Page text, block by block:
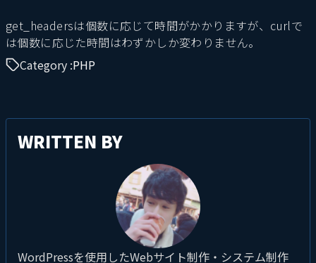
get_headersは個数に応じて時間がかかりますが、curlで
は個数に応じた時間はわずかしか変わりません。
Category :PHP
WRITTEN BY
WordPressを使用したWebサイト制作・システム制作